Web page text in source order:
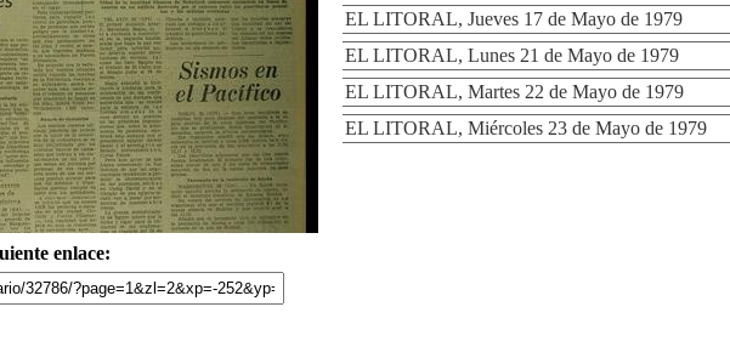
enlace:
EL LITORAL, Jueves 17 de Mayo de 1979
EL LITORAL, Lunes 21 de Mayo de 1979
EL LITORAL, Martes 22 de Mayo de 1979
EL LITORAL, Miércoles 23 de Mayo de 1979